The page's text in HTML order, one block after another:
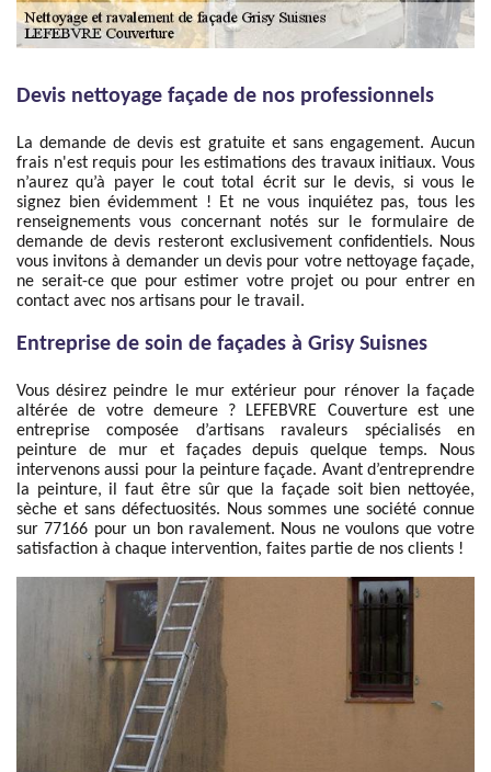
Devis nettoyage façade de nos professionnels
La demande de devis est gratuite et sans engagement. Aucun
frais n'est requis pour les estimations des travaux initiaux. Vous
n’aurez qu’à payer le cout total écrit sur le devis, si vous le
signez bien évidemment ! Et ne vous inquiétez pas, tous les
renseignements vous concernant notés sur le formulaire de
demande de devis resteront exclusivement confidentiels. Nous
vous invitons à demander un devis pour votre nettoyage façade,
ne serait-ce que pour estimer votre projet ou pour entrer en
contact avec nos artisans pour le travail.
Entreprise de soin de façades à Grisy Suisnes
Vous désirez peindre le mur extérieur pour rénover la façade
altérée de votre demeure ? LEFEBVRE Couverture est une
entreprise composée d’artisans ravaleurs spécialisés en
peinture de mur et façades depuis quelque temps. Nous
intervenons aussi pour la peinture façade. Avant d’entreprendre
la peinture, il faut être sûr que la façade soit bien nettoyée,
sèche et sans défectuosités. Nous sommes une société connue
sur 77166 pour un bon ravalement. Nous ne voulons que votre
satisfaction à chaque intervention, faites partie de nos clients !